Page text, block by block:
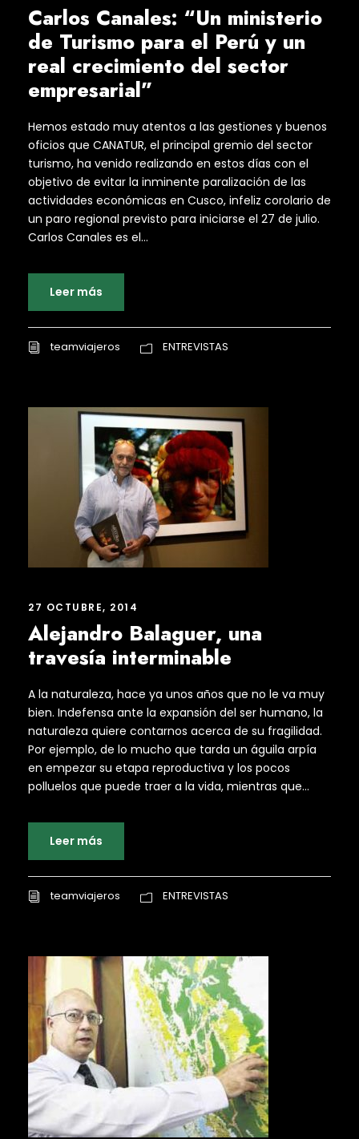
Carlos Canales: “Un ministerio
de Turismo para el Perú y un
real crecimiento del sector
empresarial”
Hemos estado muy atentos a las gestiones y buenos
oficios que CANATUR, el principal gremio del sector
turismo, ha venido realizando en estos días con el
objetivo de evitar la inminente paralización de las
actividades económicas en Cusco, infeliz corolario de
un paro regional previsto para iniciarse el 27 de julio.
Carlos Canales es el...
Leer más
teamviajeros ENTREVISTAS
27 OCTUBRE, 2014
Alejandro Balaguer, una
travesía interminable
A la naturaleza, hace ya unos años que no le va muy
bien. Indefensa ante la expansión del ser humano, la
naturaleza quiere contarnos acerca de su fragilidad.
Por ejemplo, de lo mucho que tarda un águila arpía
en empezar su etapa reproductiva y los pocos
polluelos que puede traer a la vida, mientras que...
Leer más
teamviajeros ENTREVISTAS